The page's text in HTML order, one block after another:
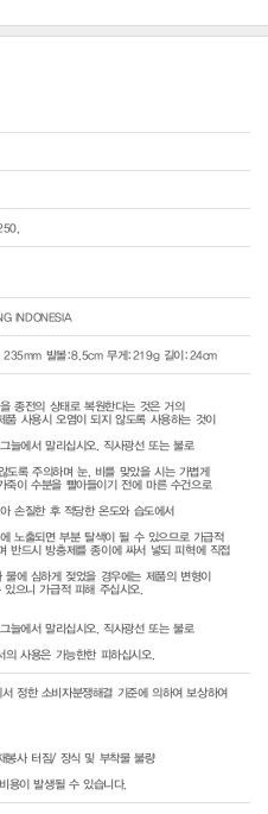
INDONESIA
235mm 발볼:8.5cm 무게:219g 길이:24cm
종전의 상태로 복원한다는 것은 거의
품 사용시 오염이 되지 않도록 사용하는 것이
늘에서 말리십시오. 직사광선 또는 불로
도록 주의하며 눈, 비를 맞았을 시는 가볍게
죽이 수분을 빨아들이기 전에 마른 수건으로
손질한 후 적당한 온도와 습도에서
노출되면 부분 탈색이 될 수 있으므로 가급적
반드시 방충제를 종이에 싸서 넣되 피혁에 직접
물에 심하게 젖었을 경우에는 제품의 변형이
으니 가급적 피해 주십시오.
늘에서 말리십시오. 직사광선 또는 불로
사용은 가능한한 피하십시오.
정한 소비자분쟁해결 기준에 의하여 보상하여
용이 발생될 수 있습니다.